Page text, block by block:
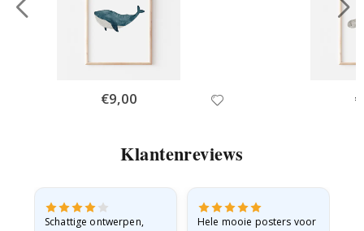
Special
Price
€9,00
Klantenreviews
Schattige ontwerpen,
Hele mooie posters voor